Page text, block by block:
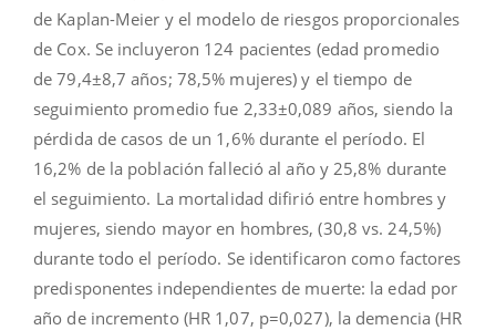
de Kaplan-Meier y el modelo de riesgos proporcionales
de Cox. Se incluyeron 124 pacientes (edad promedio
de 79,4±8,7 años; 78,5% mujeres) y el tiempo de
seguimiento promedio fue 2,33±0,089 años, siendo la
pérdida de casos de un 1,6% durante el período. El
16,2% de la población falleció al año y 25,8% durante
el seguimiento. La mortalidad difirió entre hombres y
mujeres, siendo mayor en hombres, (30,8 vs. 24,5%)
durante todo el período. Se identificaron como factores
predisponentes independientes de muerte: la edad por
año de incremento (HR 1,07, p=0,027), la demencia (HR